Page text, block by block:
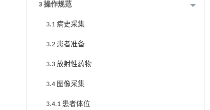
3 操作规范
3.1 病史采集
3.2 患者准备
3.3 放射性药物
3.4 图像采集
3.4.1 患者体位